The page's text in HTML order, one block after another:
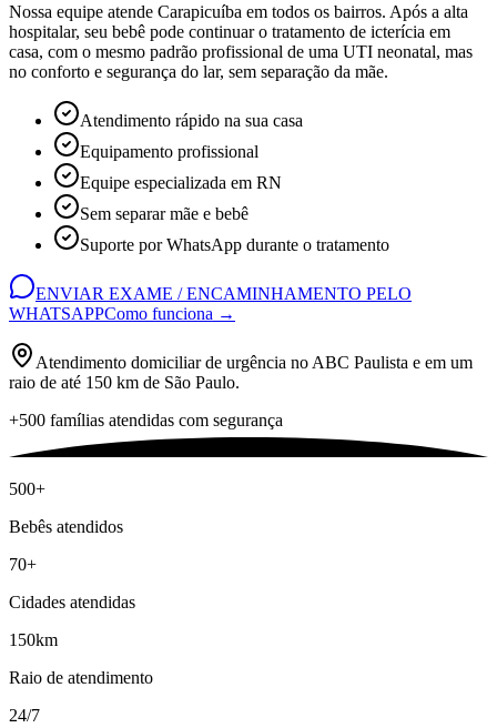
Nossa equipe atende Carapicuíba em todos os bairros. Após a alta
hospitalar, seu bebê pode continuar o tratamento de icterícia em
casa, com o mesmo padrão profissional de uma UTI neonatal, mas
no conforto e segurança do lar, sem separação da mãe.
Atendimento rápido na sua casa
Equipamento profissional
Equipe especializada em RN
Sem separar mãe e bebê
Suporte por WhatsApp durante o tratamento
ENVIAR EXAME / ENCAMINHAMENTO PELO
WHATSAPPComo funciona →
Atendimento domiciliar de urgência no ABC Paulista e em um
raio de até 150 km de São Paulo.
+500 famílias atendidas com segurança
500+
Bebês atendidos
70+
Cidades atendidas
150km
Raio de atendimento
24/7